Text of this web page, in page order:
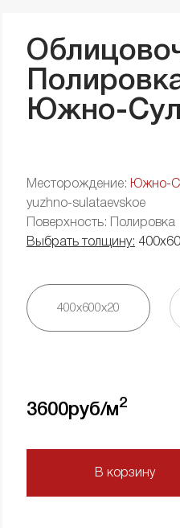
Южно-
Месторождение: Южно-
yuzhno-sulataevskoe
Поверхность: Полировка
Выбрать толщину:
400х600х20
3600руб/м2
В корзину